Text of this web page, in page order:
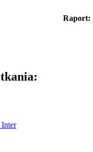
Raport:
Inter